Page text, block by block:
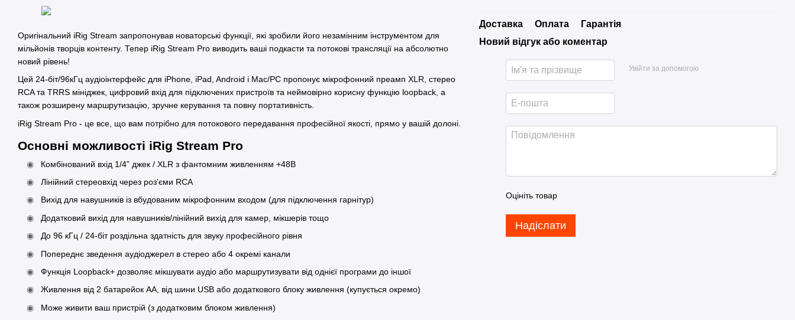
Оригінальний iRig Stream запропонував новаторські функції, які зробили його незамінним інструментом для
мільйонів творців контенту. Тепер iRig Stream Pro виводить ваші подкасти та потокові трансляції на абсолютно
новий рівень!
Цей 24-біт/96кГц аудіоінтерфейс для iPhone, iPad, Android і Mac/PC пропонує мікрофонний преамп XLR, стерео
RCA та TRRS мініджек, цифровий вхід для підключених пристроїв та неймовірно корисну функцію loopback, а
також розширену маршрутизацію, зручне керування та повну портативність.
iRig Stream Pro - це все, що вам потрібно для потокового передавання професійної якості, прямо у вашій долоні.
Основні можливості iRig Stream Pro
Комбінований вхід 1/4” джек / XLR з фантомним живленням +48В
Лінійний стереовхід через роз'єми RCA
Вихід для навушників із вбудованим мікрофонним входом (для підключення гарнітур)
Додатковий вихід для навушників/лінійний вихід для камер, мікшерів тощо
До 96 кГц / 24-біт роздільна здатність для звуку професійного рівня
Попереднє зведення аудіоджерел в стерео або 4 окремі канали
Функція Loopback+ дозволяє мікшувати аудіо або маршрутизувати від однієї програми до іншої
Живлення від 2 батарейок АА, від шини USB або додаткового блоку живлення (купується окремо)
Може живити ваш пристрій (з додатковим блоком живлення)
Доставка Оплата
Гарантія
Новий відгук або коментар
Увійти за допомогою
Оцініть товар
Надіслати